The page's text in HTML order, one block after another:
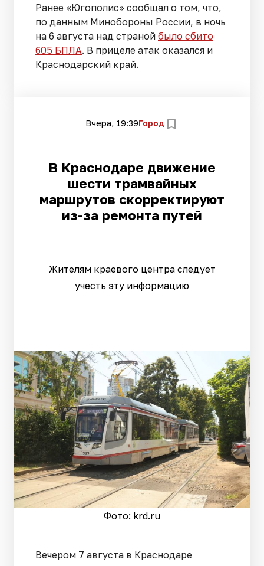
Ранее «Югополис» сообщал о том, что,
по данным Минобороны России, в ночь
на 6 августа над страной было сбито
605 БПЛА. В прицеле атак оказался и
Краснодарский край.
Вчера, 19:39Город
В Краснодаре движение
шести трамвайных
маршрутов скорректируют
из-за ремонта путей
Жителям краевого центра следует
учесть эту информацию
Фото: krd.ru
Вечером 7 августа в Краснодаре